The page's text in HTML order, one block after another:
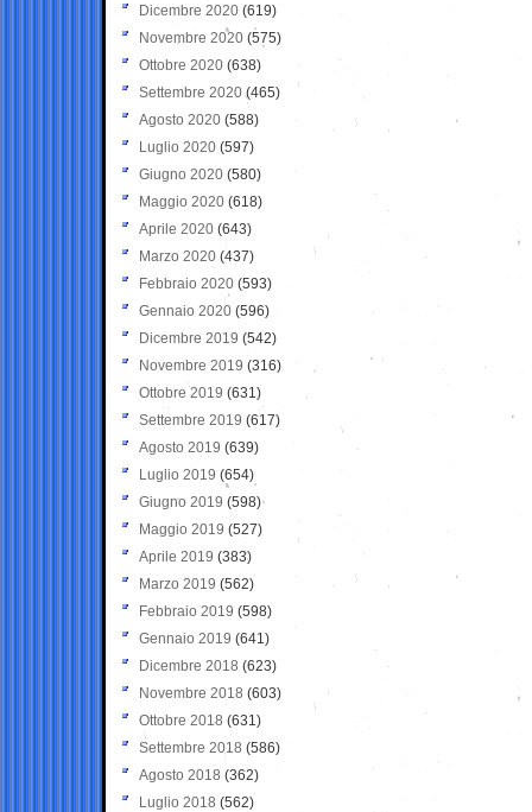
Dicembre 2020 (619)
Novembre 2020 (575)
Ottobre 2020 (638)
Settembre 2020(465)
Agosto 2020 (588)
Luglio 2020 (597)
Giugno 2020 (580)
Maggio 2020 (618)
Aprile 2020 (643)
Marzo 2020 (437)
Febbraio 2020 (593)
Gennaio 2020 (596)
Dicembre 2019 (542)
Novembre 2019 (316)
Ottobre 2019 (631)
Settembre 2019 (617)
Agosto 2019 (639)
Luglio 2019 (654)
Giugno 2019 (598)
Maggio 2019 (527)
Aprile 2019 (383)
Marzo 2019 (562)
Febbraio 2019 (598)
Gennaio 2019 (641)
Dicembre 2018 (623)
Novembre 2018 (603)
Ottobre 2018 (631)
Settembre 2018 (586)
Agosto 2018 (362)
Luglio 2018 (562)